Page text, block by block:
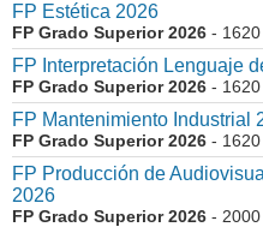
FP Estética 2026
FP Grado Superior 2026 -
FP Interpretación Lenguaje
FP Grado Superior 2026 -
FP Mantenimiento Industrial
FP Grado Superior 2026 -
FP Producción de
2026
FP Grado Superior 2026 -